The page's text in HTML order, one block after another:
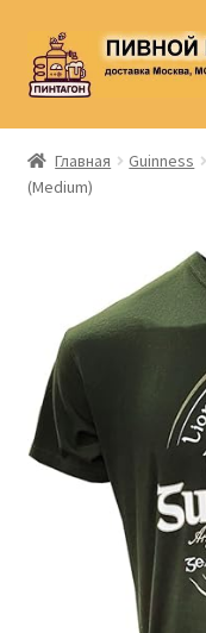
Перейти
к
навигации
Перейти
к
содержимому
Главная
Аккаунт
Контакты
Корзина
Главная Guinness
(Medium)